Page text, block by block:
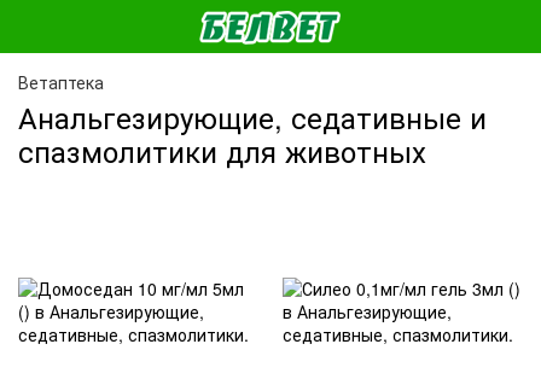
Ветаптека
Анальгезирующие, седативные и
спазмолитики для животных